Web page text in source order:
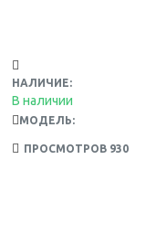
НАЛИЧИЕ:
В наличии
МОДЕЛЬ:
ПРОСМОТРОВ 930